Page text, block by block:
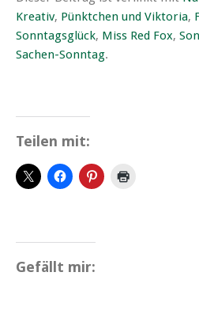
Kreativ, Pünktchen und Viktoria,
Sonntagsglück, Miss Red Fox,
Sachen-Sonntag.
Teilen mit:
Gefällt mir: